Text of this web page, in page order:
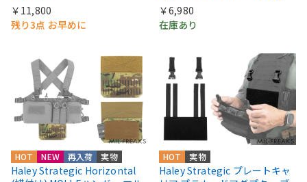
￥11,800
残り3点 お早めに
￥6,980
在庫あり
HOT NEW 再入荷 実物
Haley Strategic Horizontal
HOT 実物
Haley Strategic プレートキャ